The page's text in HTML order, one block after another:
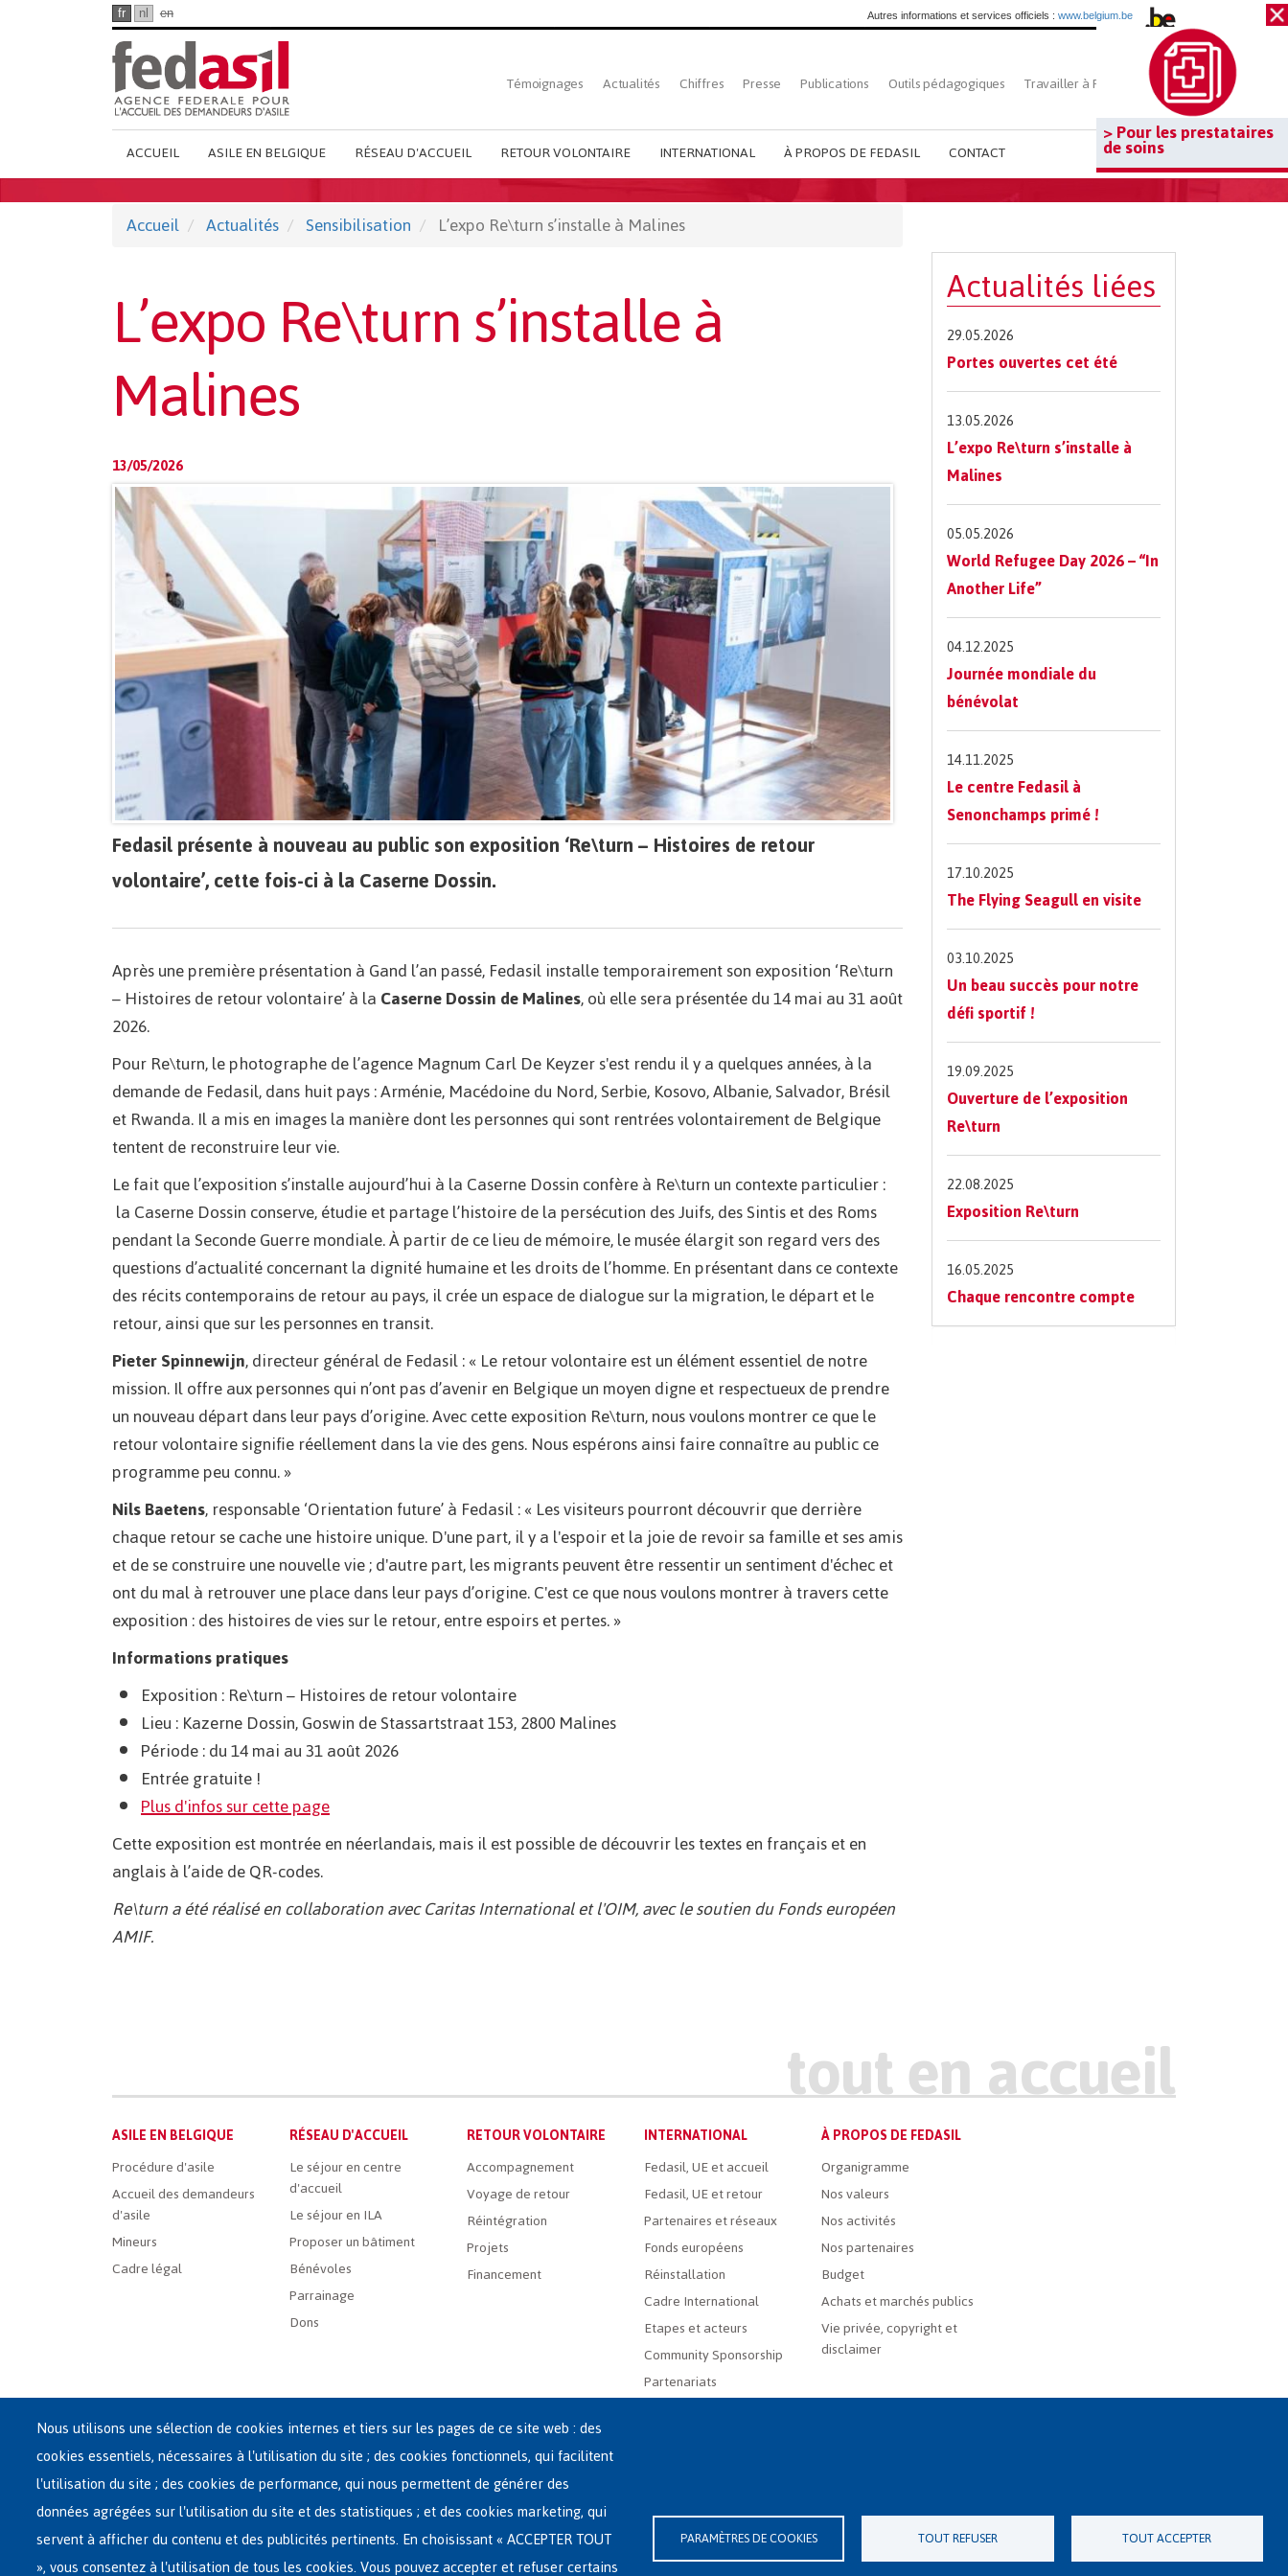
> Pour les prestataires
de soins
fr nl en Autres informations et services officiels : www.belgium.be
Top
French
menu
Témoignages Actualités Chiffres Presse Publications Outils pédagogiques Travailler à Fedasil Rechercher
Main
French
Menu
ACCUEIL ASILE EN BELGIQUE RÉSEAU D'ACCUEIL RETOUR VOLONTAIRE INTERNATIONAL À PROPOS DE FEDASIL CONTACT
Accueil Actualités Sensibilisation L’expo Re\turn s’installe à Malines
L’expo Re\turn s’installe à
Malines
13/05/2026
Fedasil présente à nouveau au public son exposition ‘Re\turn – Histoires de retour
volontaire’, cette fois-ci à la Caserne Dossin.
Après une première présentation à Gand l’an passé, Fedasil installe temporairement son exposition ‘Re\turn
– Histoires de retour volontaire’ à laCaserne Dossinde Malines, où elle sera présentée du 14 mai au 31 août
2026.
Pour Re\turn, le photographe de l’agence Magnum Carl De Keyzer s'est rendu il y a quelques années, à la
demande de Fedasil, dans huit pays : Arménie, Macédoine du Nord, Serbie, Kosovo, Albanie, Salvador, Brésil
et Rwanda. Il a mis en images la manière dont les personnes qui sont rentrées volontairement de Belgique
tentent de reconstruire leur vie.
Le fait que l’exposition s’installe aujourd’hui à la Caserne Dossin confère à Re\turn un contexte particulier :
la Caserne Dossin conserve, étudie et partage l’histoire de la persécution des Juifs, des Sintis et des Roms
pendant la Seconde Guerre mondiale. À partir de ce lieu de mémoire, le musée élargit son regard vers des
questions d’actualité concernant la dignité humaine et les droits de l’homme. En présentant dans ce contexte
des récits contemporains de retour au pays, il crée un espace de dialogue sur la migration, le départ et le
retour, ainsi que sur les personnes en transit.
Pieter Spinnewijn, directeur général de Fedasil : « Le retour volontaire est un élément essentiel de notre
mission. Il offre aux personnes qui n’ont pas d’avenir en Belgique un moyen digne et respectueux de prendre
un nouveau départ dans leur pays d’origine. Avec cette exposition Re\turn, nous voulons montrer ce que le
retour volontaire signifie réellement dans la vie des gens. Nous espérons ainsi faire connaître au public ce
programme peu connu. »
Nils Baetens, responsable ‘Orientation future’ à Fedasil : « Les visiteurs pourront découvrir que derrière
chaque retour se cache une histoire unique. D'une part, il y a l'espoir et la joie de revoir sa famille et ses amis
et de se construire une nouvelle vie ; d'autre part, les migrants peuvent être ressentir un sentiment d'échec et
ont du mal à retrouver une place dans leur pays d’origine. C'est ce que nous voulons montrer à travers cette
exposition : des histoires de vies sur le retour, entre espoirs et pertes. »
Informations pratiques
Exposition : Re\turn – Histoires de retour volontaire
Lieu : Kazerne Dossin, Goswin de Stassartstraat 153, 2800 Malines
Période : du 14 mai au 31 août 2026
Entrée gratuite !
Plus d'infos sur cette page
Cette exposition est montrée en néerlandais, mais il est possible de découvrir les textes en français et en
anglais à l’aide de QR-codes.
Re\turn a été réalisé en collaboration avec Caritas International et l'OIM, avec le soutien du Fonds européen
AMIF.
Actualités liées
29.05.2026
Portes ouvertes cet été
13.05.2026
L’expo Re\turn s’installe à
Malines
05.05.2026
World Refugee Day 2026 – “In
Another Life”
04.12.2025
Journée mondiale du
bénévolat
14.11.2025
Le centre Fedasil à
Senonchamps primé !
17.10.2025
The Flying Seagull en visite
03.10.2025
Un beau succès pour notre
défi sportif !
19.09.2025
Ouverture de l’exposition
Re\turn
22.08.2025
Exposition Re\turn
16.05.2025
Chaque rencontre compte
Main
French
Menu
ASILE EN BELGIQUE
Procédure d'asile
Accueil des demandeurs
d'asile
Mineurs
Cadre légal
RÉSEAU D'ACCUEIL
Le séjour en centre
d'accueil
Le séjour en ILA
Proposer un bâtiment
Bénévoles
Parrainage
Dons
RETOUR VOLONTAIRE
Accompagnement
Voyage de retour
Réintégration
Projets
Financement
INTERNATIONAL
Fedasil, UE et accueil
Fedasil, UE et retour
Partenaires et réseaux
Fonds européens
Réinstallation
Cadre International
Etapes et acteurs
Community Sponsorship
Partenariats
À PROPOS DE FEDASIL
Organigramme
Nos valeurs
Nos activités
Nos partenaires
Budget
Achats et marchés publics
Vie privée, copyright et
disclaimer
Siège central de Fedasil
Rue des Chartreux 21 , 1000 Bruxelles
E-mail : info@fedasil.be • T : +32-(0)2-213 44 11 • F : +32-(0)2-213 44 22
Vie privée, copyright et disclaimer
Déclaration d'accessibilité
Déclaration relative aux cookies
Nous utilisons une sélection de cookies internes et tiers sur les pages de ce site web : des
cookies essentiels, nécessaires à l'utilisation du site ; des cookies fonctionnels, qui facilitent
l'utilisation du site ; des cookies de performance, qui nous permettent de générer des
données agrégées sur l'utilisation du site et des statistiques ; et des cookies marketing, qui
servent à afficher du contenu et des publicités pertinents. En choisissant « ACCEPTER TOUT
», vous consentez à l'utilisation de tous les cookies. Vous pouvez accepter et refuser certains
PARAMÈTRES DE COOKIES TOUT REFUSER TOUT ACCEPTER